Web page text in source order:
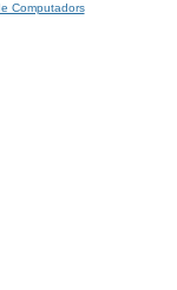
Computadors